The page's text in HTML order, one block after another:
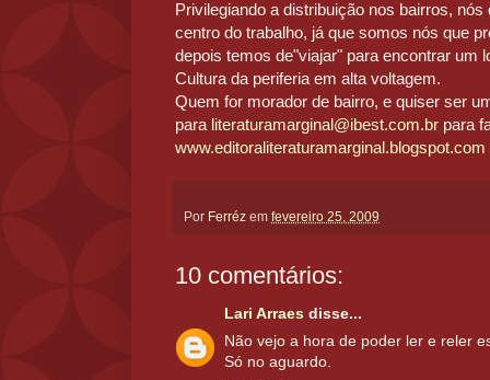
Privilegiando a distribuição nos bairros,
centro do trabalho, já que somos nós que
depois temos de"viajar" para encontrar um
Cultura da periferia em alta voltagem.
Quem for morador de bairro, e quiser ser
para literaturamarginal@ibest.com.br para
www.editoraliteraturamarginal.blogspot.com
Por Ferréz em fevereiro 25, 2009
10 comentários:
Lari Arraes disse...
Não vejo a hora de poder ler e reler
Só no aguardo.